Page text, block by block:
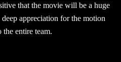
that the movie will be a huge
appreciation for the motion
entire team.